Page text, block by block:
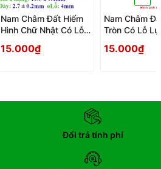
Nam Châm Đất Hiếm
Hình Chữ Nhật Có Lỗ
15.000₫
Nam Châm
Tròn Có Lỗ
15.000₫
Đổi trả tính phí